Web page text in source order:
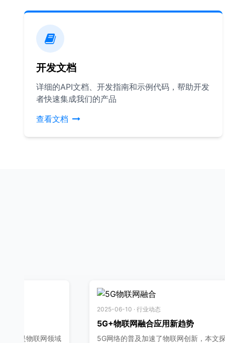
开发文档
详细的API文档、开发指南和示例代码，帮助开发
者快速集成我们的产品
查看文档
网领域
2025-06-10 · 行业动态
5G+物联网融合应用新趋势
5G网络的普及加速了物联网创新，本文探